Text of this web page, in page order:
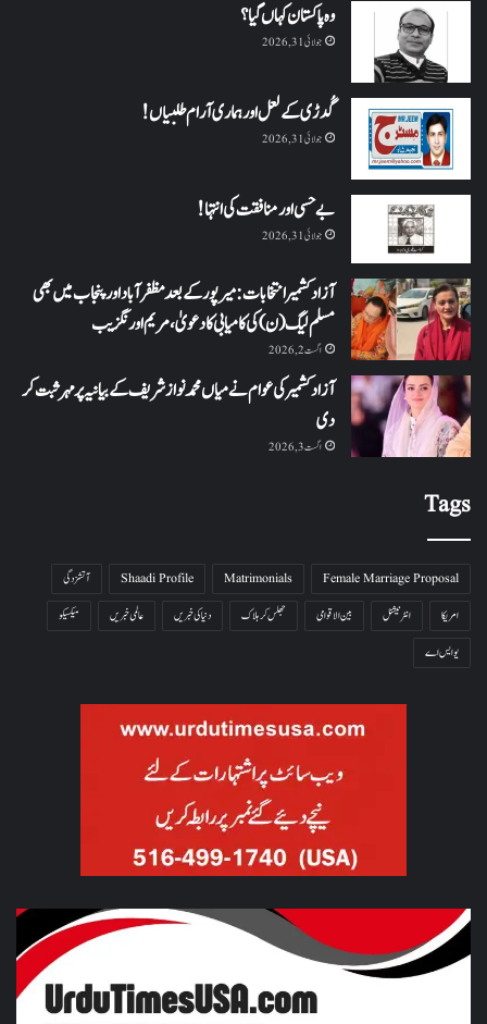
وہ پاکستان کہاں گیا؟
جولائی 31, 2026
گُدڑی کے لعل اور ہماری آرام طلبیاں!
جولائی 31, 2026
بے حسی اور منافقت کی انتہا !
جولائی 31, 2026
آزاد کشمیر انتخابات: میرپور کے بعد مظفرآباد اور پنجاب میں بھی
مسلم لیگ (ن) کی کامیابی کا دعویٰ، مریم اورنگزیب
اگست 2, 2026
آزاد کشمیر کی عوام نے میاں محمد نواز شریف کے بیانیہ پر مہر ثبت کر
دی
اگست 3, 2026
Tags
Female Marriage Proposal
Matrimonials
Shaadi Profile
آتشزدگی
امریکا
انٹرنیشنل بین الاقوامی جھلس کر ہلاک دنیا کی خبریں عالمی خبریں
میکسیکو
یو ایس اے